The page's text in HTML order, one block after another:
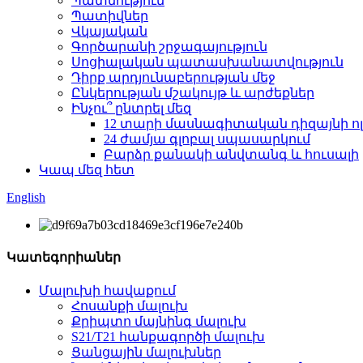
Պատիվներ
Վկայական
Գործարանի շրջագայություն
Սոցիալական պատասխանատվություն
Դիրք արդյունաբերության մեջ
Ընկերության մշակույթ և արժեքներ
Ինչու՞ ընտրել մեզ
12 տարի մասնագիտական ​​դիզայնի
24 ժամյա գլոբալ սպասարկում
Բարձր քանակի անվտանգ և հուսալի
Կապ մեզ հետ
English
Կատեգորիաներ
Մալուխի հավաքում
Հոսանքի մալուխ
Քրիպտո մայնինգ մալուխ
S21/T21 հանքագործի մալուխ
Ցանցային մալուխներ